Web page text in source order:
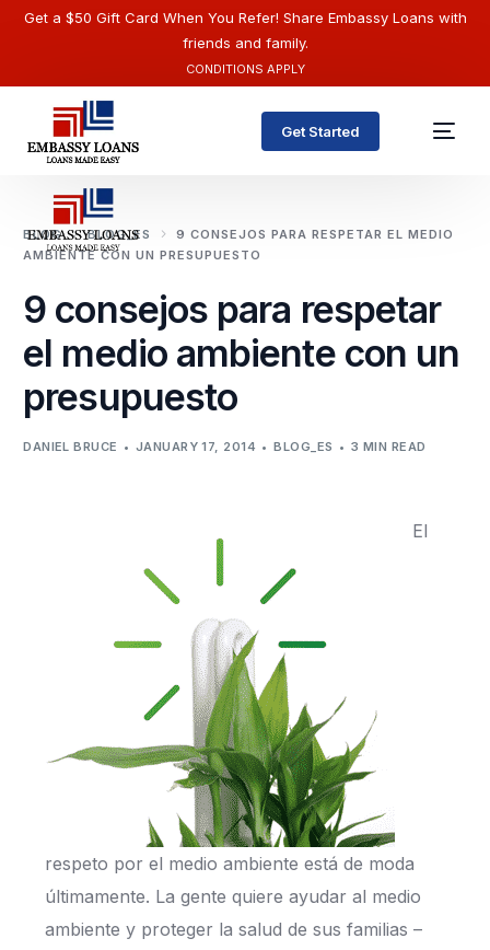
Get a $50 Gift Card When You Refer! Share Embassy Loans with
friends and family.
CONDITIONS APPLY
Get Started
BLOG BLOG_ES
9 CONSEJOS PARA RESPETAR EL MEDIO
AMBIENTE CON UN PRESUPUESTO
9 consejos para respetar
el medio ambiente con un
presupuesto
DANIEL BRUCE JANUARY 17, 2014 BLOG_ES 3 MIN READ
El
respeto por el medio ambiente está de moda
últimamente. La gente quiere ayudar al medio
ambiente y proteger la salud de sus familias –
English